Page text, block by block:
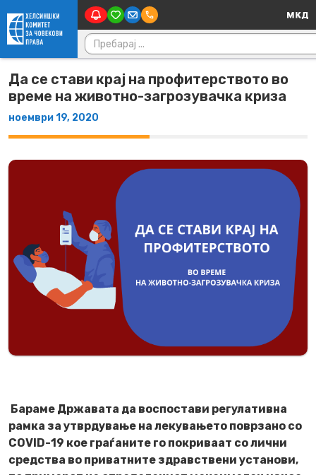
Skip to content Main
Пребарувај за:
Да се стави крај на профитерството во
време на животно-загрозувачка криза
ноември 19, 2020
Бараме Државата да воспостави регулативна
рамка за утврдување на лекувањето поврзано со
COVID-19 кое граѓаните го покриваат со лични
средства во приватните здравствени установи,